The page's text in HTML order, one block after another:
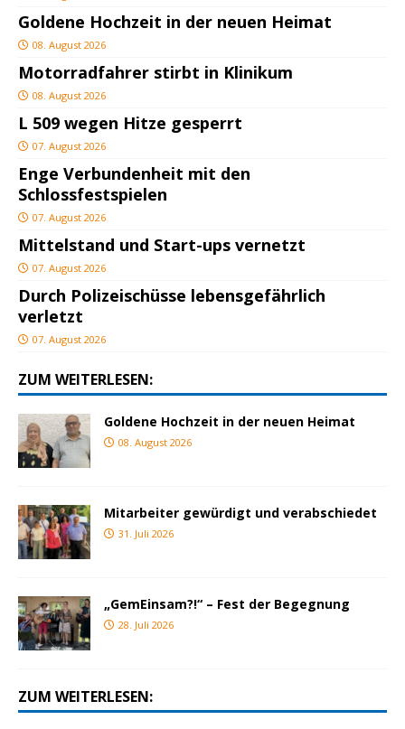
Goldene Hochzeit in der neuen Heimat
08. August 2026
Motorradfahrer stirbt in Klinikum
08. August 2026
L 509 wegen Hitze gesperrt
07. August 2026
Enge Verbundenheit mit den
Schlossfestspielen
07. August 2026
Mittelstand und Start-ups vernetzt
07. August 2026
Durch Polizeischüsse lebensgefährlich
verletzt
07. August 2026
ZUM WEITERLESEN:
Goldene Hochzeit in der neuen Heimat
08. August 2026
Mitarbeiter gewürdigt und verabschiedet
31. Juli 2026
„GemEinsam?!“ – Fest der Begegnung
28. Juli 2026
ZUM WEITERLESEN: